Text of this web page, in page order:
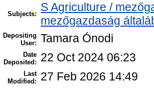
Subjects:
S Agriculture /
mezőgazdaság
Depositing
User: Tamara Ónodi
Date
Deposited:
22 Oct 2024 06:23
Last
Modified:
27 Feb 2026 14:49